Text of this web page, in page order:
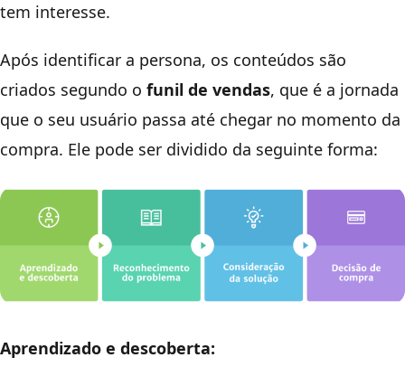
tem interesse.
Após identificar a persona, os conteúdos são
criados segundo o funil de vendas, que é a jornada
que o seu usuário passa até chegar no momento da
compra. Ele pode ser dividido da seguinte forma:
Aprendizado e descoberta: